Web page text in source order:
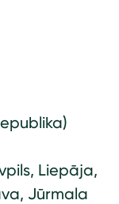
Liepāja,
Jūrmala